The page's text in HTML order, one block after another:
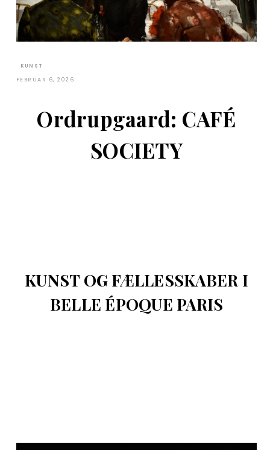
KUNST
FEBRUAR 6, 2026
Ordrupgaard: CAFÉ
SOCIETY
KUNST OG FÆLLESSKABER I
BELLE ÉPOQUE PARIS